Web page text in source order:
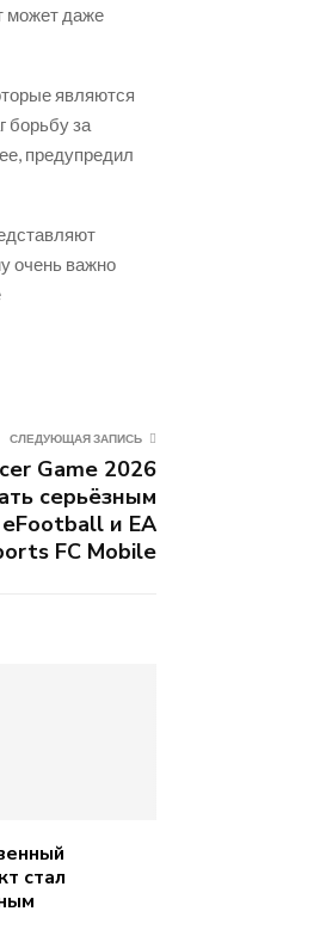
может даже
являются
борьбу за
предупредил
очень важно
СЛЕДУЮЩАЯ ЗАПИСЬ
Game 2026
серьёзным
и EA
FC Mobile
стал